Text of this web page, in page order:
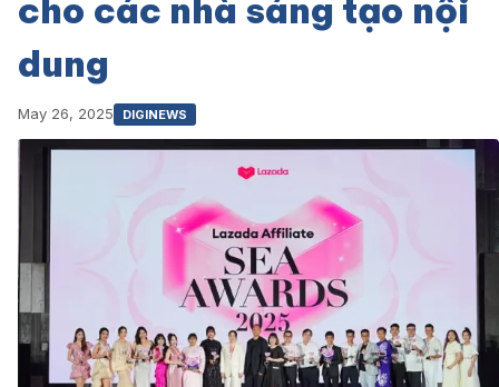
cho các nhà sáng tạo nội
dung
May 26, 2025 DIGINEWS